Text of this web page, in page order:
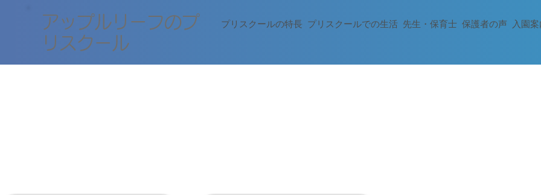
​アップルリーフのプ
リスクール
プリスクールの特長 プリスクールでの生活 先生・保育士 保護者の声 入園